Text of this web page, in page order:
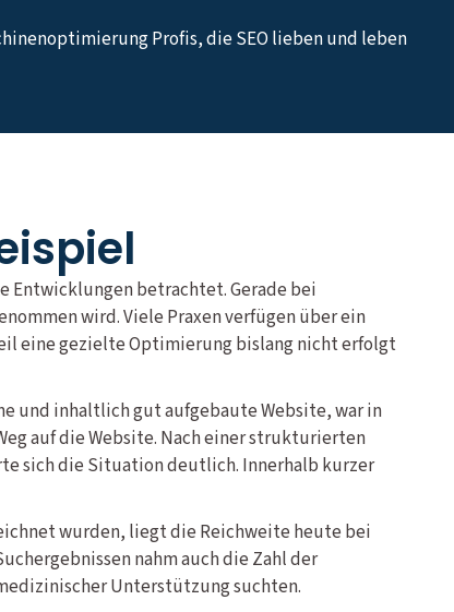
Profis, die SEO lieben und leben
Entwicklungen betrachtet. Gerade bei
wird. Viele Praxen verfügen über ein
eine gezielte Optimierung bislang nicht erfolgt
und inhaltlich gut aufgebaute Website, war in
auf die Website. Nach einer strukturierten
sich die Situation deutlich. Innerhalb kurzer
wurden, liegt die Reichweite heute bei
nahm auch die Zahl der
Unterstützung suchten.